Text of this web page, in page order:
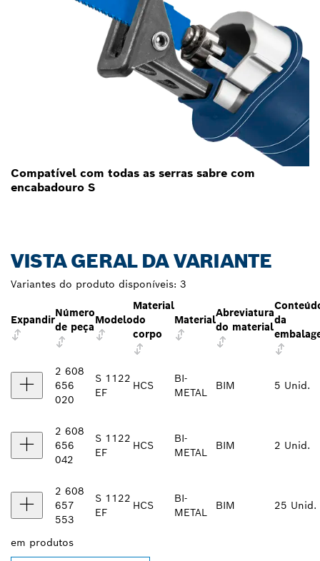
Compatível com todas as serras sabre com
encabadouro S
VISTA GERAL DA VARIANTE
Variantes do produto disponíveis: 3
Expandir
Número
de peça
Modelo
Material
do
corpo
Material
Abreviatura
do material
da
2 608
656
020
S 1122
EF
HCS
BI-
METAL
BIM 5 Unid.
2 608
656
042
S 1122
EF
HCS
BI-
METAL
BIM 2 Unid.
2 608
657
553
S 1122
EF
HCS
BI-
METAL
BIM 25 Unid.
em produtos